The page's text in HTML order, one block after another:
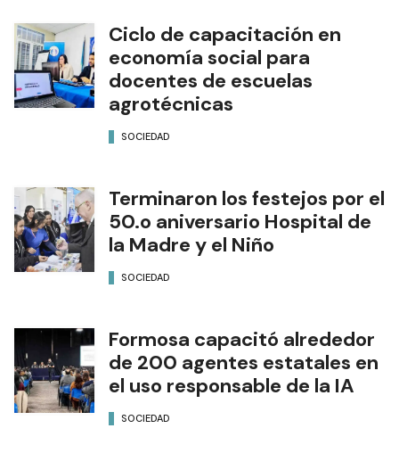
Ciclo de capacitación en
economía social para
docentes de escuelas
agrotécnicas
SOCIEDAD
Terminaron los festejos por el
50.o aniversario Hospital de
la Madre y el Niño
SOCIEDAD
Formosa capacitó alrededor
de 200 agentes estatales en
el uso responsable de la IA
SOCIEDAD